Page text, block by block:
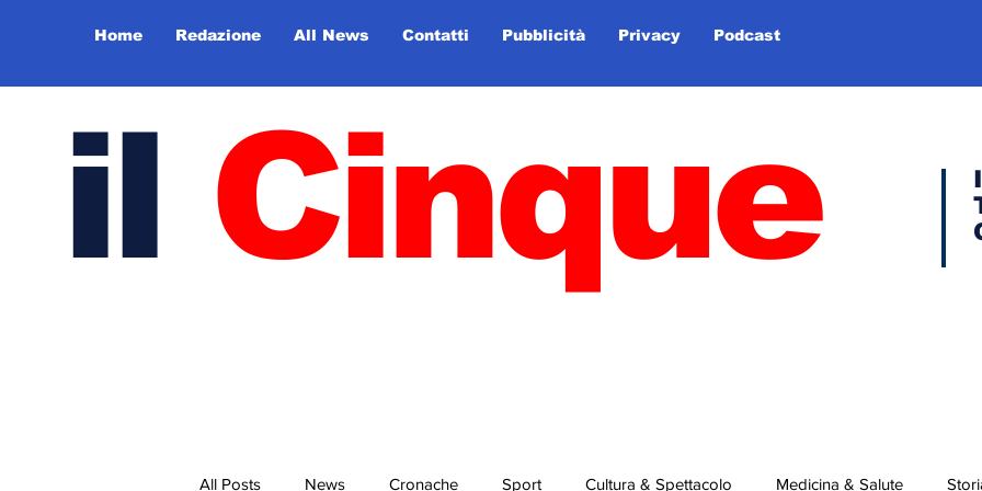
Home Redazione All News Contatti Pubblicità Privacy Podcast
il Cinque
All Posts News Cronache Sport Cultura & Spettacolo Medicina & Salute